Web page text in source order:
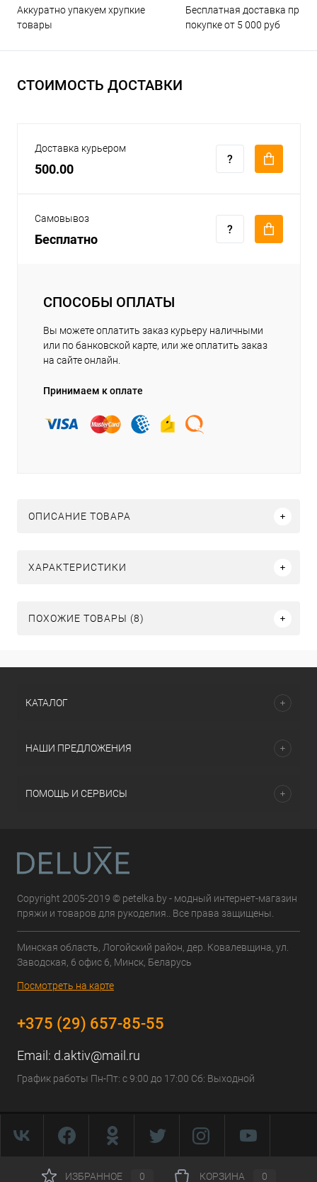
Аккуратно упакуем хрупкие
товары
Бесплатная доставка при
покупке от 5 000 руб
СТОИМОСТЬ ДОСТАВКИ
Доставка курьером
500.00
Самовывоз
Бесплатно
СПОСОБЫ ОПЛАТЫ
Вы можете оплатить заказ курьеру наличными
или по банковской карте, или же оплатить заказ
на сайте онлайн.
Принимаем к оплате
ОПИСАНИЕ ТОВАРА
ХАРАКТЕРИСТИКИ
ПОХОЖИЕ ТОВАРЫ (8)
КАТАЛОГ
НАШИ ПРЕДЛОЖЕНИЯ
ПОМОЩЬ И СЕРВИСЫ
Copyright 2005-2019 © petelka.by - модный интернет-магазин
пряжи и товаров для рукоделия.. Все права защищены.
Минская область, Логойский район, дер. Ковалевщина, ул.
Заводская, 6 офис 6, Минск, Беларусь
Посмотреть на карте
+375 (29) 657-85-55
Email: d.aktiv@mail.ru
График работы Пн-Пт: с 9:00 до 17:00 Сб: Выходной
ИЗБРАННОЕ 0 КОРЗИНА 0